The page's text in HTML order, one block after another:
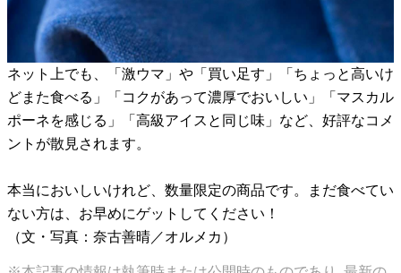
ネット上でも、「激ウマ」や「買い足す」「ちょっと高いけ
どまた食べる」「コクがあって濃厚でおいしい」「マスカル
ポーネを感じる」「高級アイスと同じ味」など、好評なコメ
ントが散見されます。
本当においしいけれど、数量限定の商品です。まだ食べてい
ない方は、お早めにゲットしてください！
（文・写真：奈古善晴／オルメカ）